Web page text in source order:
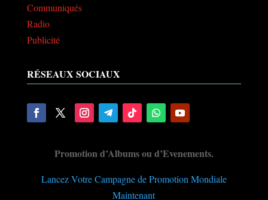
Communiqués
Radio
Publicité
RÉSEAUX SOCIAUX
Promotion d’Albums ou d’Evenements.
Lancez Votre Campagne de Promotion Mondiale
Maintenant